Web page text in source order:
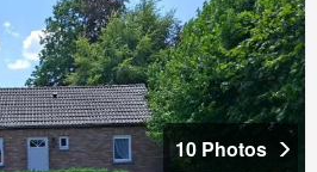
10 Photos